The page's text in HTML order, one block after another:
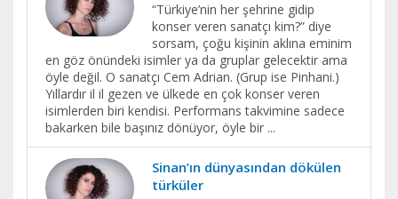
“Türkiye’nin her şehrine gidip
konser veren sanatçı kim?” diye
sorsam, çoğu kişinin aklına eminim
en göz önündeki isimler ya da gruplar gelecektir ama
öyle değil. O sanatçı Cem Adrian. (Grup ise Pinhani.)
Yıllardır il il gezen ve ülkede en çok konser veren
isimlerden biri kendisi. Performans takvimine sadece
bakarken bile başınız dönüyor, öyle bir ...
Sinan’ın dünyasından dökülen
türküler